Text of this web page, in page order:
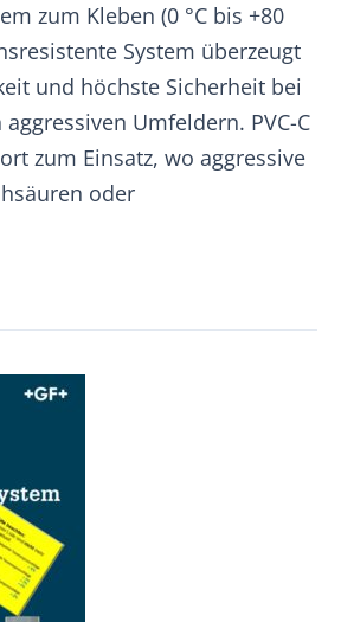
zum Kleben (0 °C bis +80
System überzeugt
und höchste Sicherheit bei
Umfeldern. PVC-C
zum Einsatz, wo aggressive
oder